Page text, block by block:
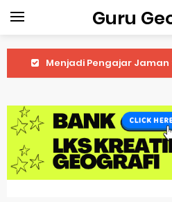
Guru
Latihan Prediksi Soal OSK
Latihan Prediksi Soal OSK
Latihan Prediksi Soal OSK
Pembahasan Soal OSN-K